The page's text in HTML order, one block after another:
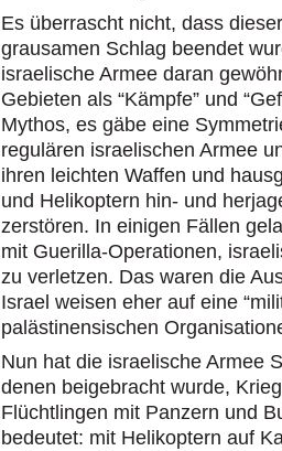
Es überrascht nicht, dass
grausamen Schlag beendet
israelische Armee daran
Gebieten als “Kämpfe” und
Mythos, es gäbe eine
regulären israelischen Armee
ihren leichten Waffen und
und Helikoptern hin- und
zerstören. In einigen Fällen
mit Guerilla-Operationen,
zu verletzen. Das waren die
Israel weisen eher auf eine
palästinensischen
Nun hat die israelische Armee
denen beigebracht wurde,
Flüchtlingen mit Panzern und
bedeutet: mit Helikoptern auf